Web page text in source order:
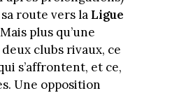
route vers la Ligue
plus qu’une
clubs rivaux, ce
s’affrontent, et ce,
Une opposition